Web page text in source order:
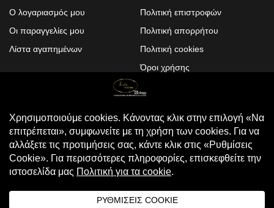
Ο λογαριασμός μου
Οι παραγγελίες μου
Λίστα αγαπημένων
Πολιτική επιστροφών
Πολιτική απορρήτου
Πολιτική cookies
Όροι χρήσης
© 2025 FEDE CUCINE
. All Rights
Reserved
Design & Development by
ALPHA DESIGNERS
Compare (0)